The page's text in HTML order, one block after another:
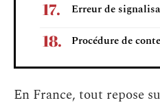
Erreur de
Procédure de
En France, tout repose